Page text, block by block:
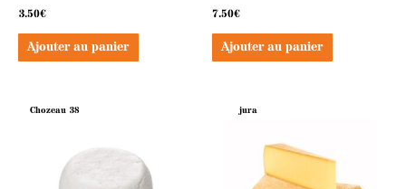
3.50€
Ajouter au panier
7.50€
Ajouter au panier
Chozeau 38 jura